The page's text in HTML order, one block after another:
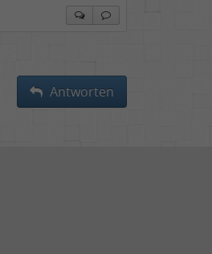
Antworten